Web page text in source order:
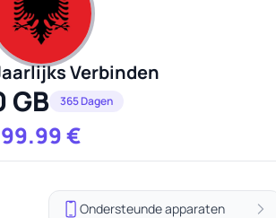
Verbinden
GB 365 Dagen
99.99€
Ondersteunde apparaten